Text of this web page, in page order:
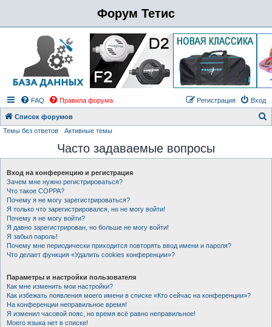
Форум Тетис
FAQ Правила форума Вход
Регистрация
Список форумов
с
Темы без ответов Активные темы
Часто задаваемые вопросы
Вход на конференцию и регистрация
Зачем мне нужно регистрироваться?
Что такое COPPA?
Почему я не могу зарегистрироваться?
Я только что зарегистрировался, но не могу войти!
Почему я не могу войти?
Я давно зарегистрирован, но больше не могу войти!
Я забыл пароль!
Почему мне периодически приходится повторять ввод имени и пароля?
Что делает функция «Удалить cookies конференции»?
Параметры и настройки пользователя
Как мне изменить мои настройки?
Как избежать появления моего имени в списке «Кто сейчас на конференции»?
На конференции неправильное время!
Я изменил часовой пояс, но время всё равно неправильное!
Моего языка нет в списке!